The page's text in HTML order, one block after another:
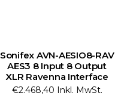
Sonifex AVN-AESIO8-RAV
AES3 8 Input 8 Output
XLR Ravenna Interface
€2.468,40 Inkl. MwSt.